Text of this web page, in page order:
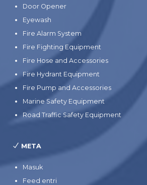
Door Opener
Eyewash
Fire Alarm System
Fire Fighting Equipment
Fire Hose and Accessories
Fire Hydrant Equipment
Fire Pump and Accessories
Marine Safety Equipment
Road Traffic Safety Equipment
META
Masuk
Feed entri